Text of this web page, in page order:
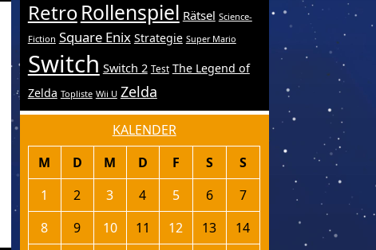
RetroRollenspiel Rätsel Science-
Fiction Square Enix Strategie Super Mario
Switch Switch 2 Test The Legend of
Zelda Topliste Wii U Zelda
KALENDER
M D M D F S
S
1
2 3 4 5 6
7
8
9 10 11 12 13
14